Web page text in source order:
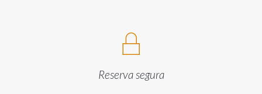
Reserva segura